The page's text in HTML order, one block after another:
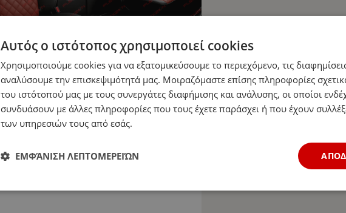
Αυτός ο ιστότοπος χρησιμοποιεί cookies
Χρησιμοποιούμε cookies για να εξατομικεύσουμε το περιεχόμενο, τις
αναλύσουμε την επισκεψιμότητά μας. Μοιραζόμαστε επίσης πληροφορίες
του ιστότοπού μας με τους συνεργάτες διαφήμισης και ανάλυσης, οι οποίοι
συνδυάσουν με άλλες πληροφορίες που τους έχετε παράσχει ή που έχουν
των υπηρεσιών τους από εσάς.
ΕΜΦΆΝΙΣΗ ΛΕΠΤΟΜΕΡΕΙΏΝ